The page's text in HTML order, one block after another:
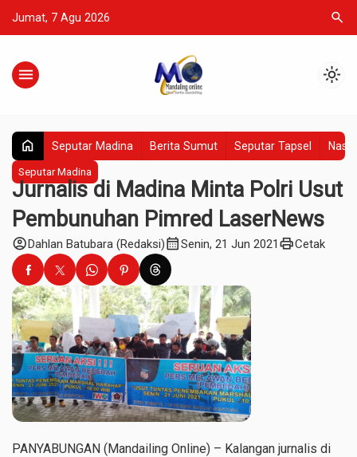
Jumat, 7 Agu 2026 search
menu light_mode
home Seputar Madina Berita Sumut Seputar Tapsel
Seputar Madina
Jurnalis di Madina Minta Polri Usut
Pembunuhan Pimred LaserNews
account_circleDahlan Batubara (Redaksi)calendar_monthSenin, 21 Jun 2021 printCetak
PANYABUNGAN (Mandailing Online) – Kalangan jurnalis di